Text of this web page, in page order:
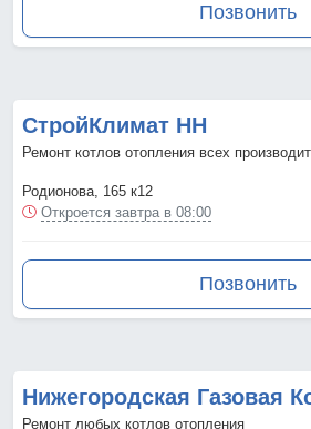
Позвонить
СтройКлимат НН
Ремонт котлов отопления всех
Родионова, 165 к12
Откроется завтра в 08:00
Позвонить
Нижегородская Газовая
Ремонт любых котлов отопления